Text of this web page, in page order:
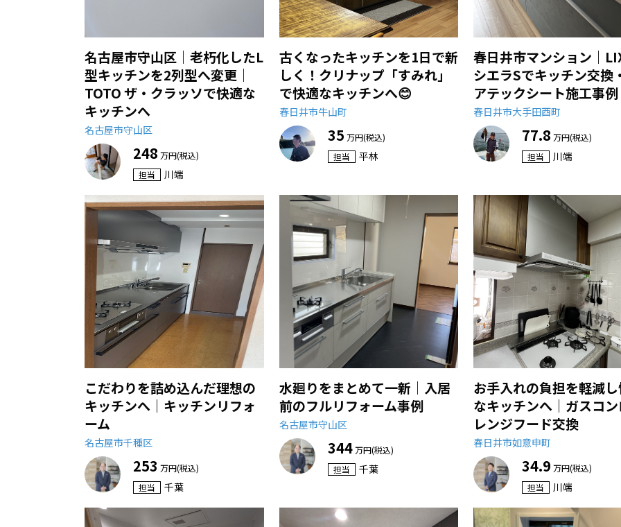
名古屋市守山区｜老朽化したL
型キッチンを2列型へ変更｜
TOTO ザ・クラッソで快適な
キッチンへ
名古屋市守山区
248 万円(税込)
担当
川端
古くなったキッチンを1日で新
しく！クリナップ「すみれ」
で快適なキッチンへ😊
春日井市牛山町
35 万円(税込)
担当
平林
春日井市マンション｜
シエラSでキッチン交換
アテックシート施工事例
春日井市大手田酉町
77.8 万円(税込)
担当
川端
こだわりを詰め込んだ理想の
キッチンへ｜キッチンリフォ
ーム
名古屋市千種区
253 万円(税込)
担当
千葉
水廻りをまとめて一新｜入居
前のフルリフォーム事例
名古屋市守山区
344 万円(税込)
担当
千葉
お手入れの負担を軽減
なキッチンへ｜ガスコ
レンジフード交換
春日井市如意申町
34.9 万円(税込)
担当
川端